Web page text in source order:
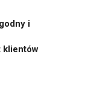
i
klientów